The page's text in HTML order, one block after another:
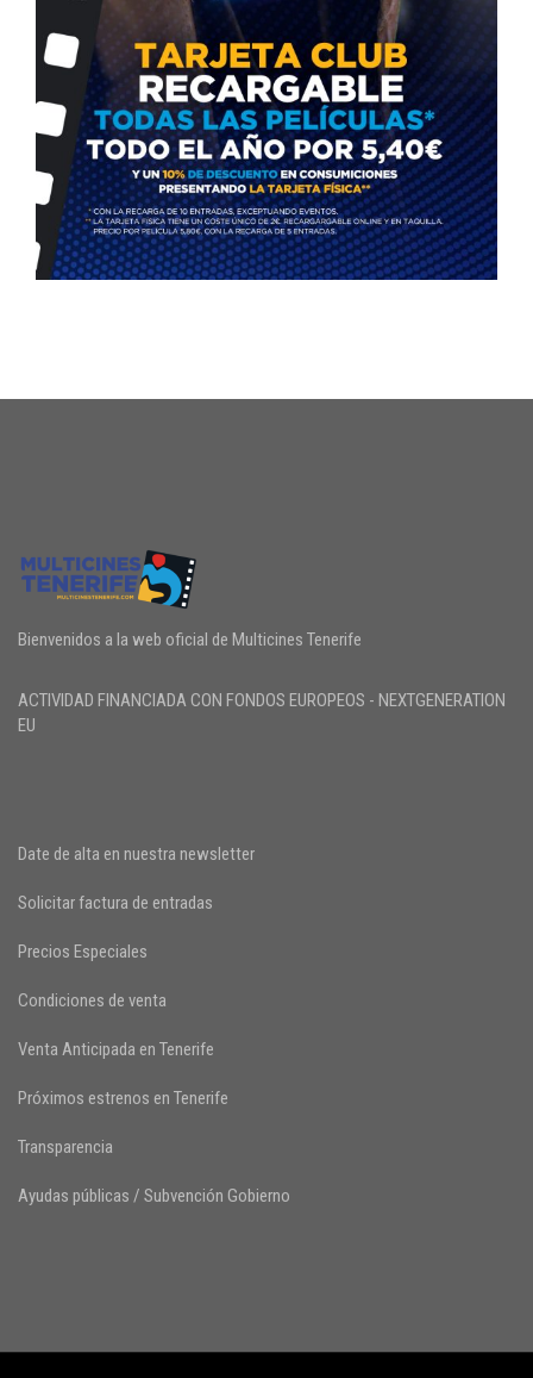
Bienvenidos a la web oficial de Multicines Tenerife
ACTIVIDAD FINANCIADA CON FONDOS EUROPEOS - NEXTGENERATION
EU
Date de alta en nuestra newsletter
Solicitar factura de entradas
Precios Especiales
Condiciones de venta
Venta Anticipada en Tenerife
Próximos estrenos en Tenerife
Transparencia
Ayudas públicas / Subvención Gobierno